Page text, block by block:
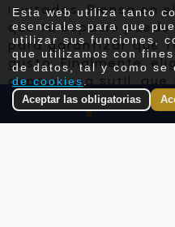
invitados. Piensa en
que tu espacio
para garantizar que
gusto. Finalmente,
aunque sea sutil,
decoración, la
Esta web utiliza tanto
esenciales para que
utilizar sus funciones,
que utilizamos con
de datos, tal y como
de cookies .
Aceptar las obligatorias